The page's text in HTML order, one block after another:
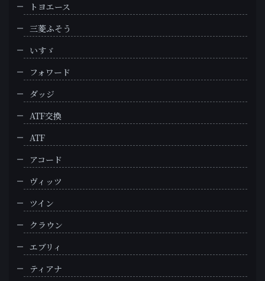
トヨエース
三菱ふそう
いすゞ
フォワード
ダッジ
ATF交換
ATF
アコード
ヴィッツ
ツイン
クラウン
エブリィ
ティアナ